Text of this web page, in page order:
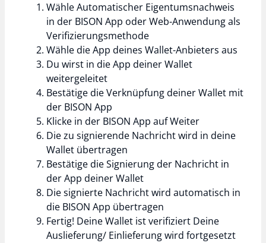
Wähle Automatischer Eigentumsnachweis
in der BISON App oder Web-Anwendung als
Verifizierungsmethode
Wähle die App deines Wallet-Anbieters aus
Du wirst in die App deiner Wallet
weitergeleitet
Bestätige die Verknüpfung deiner Wallet mit
der BISON App
Klicke in der BISON App auf Weiter
Die zu signierende Nachricht wird in deine
Wallet übertragen
Bestätige die Signierung der Nachricht in
der App deiner Wallet
Die signierte Nachricht wird automatisch in
die BISON App übertragen
Fertig! Deine Wallet ist verifiziert Deine
Auslieferung/ Einlieferung wird fortgesetzt